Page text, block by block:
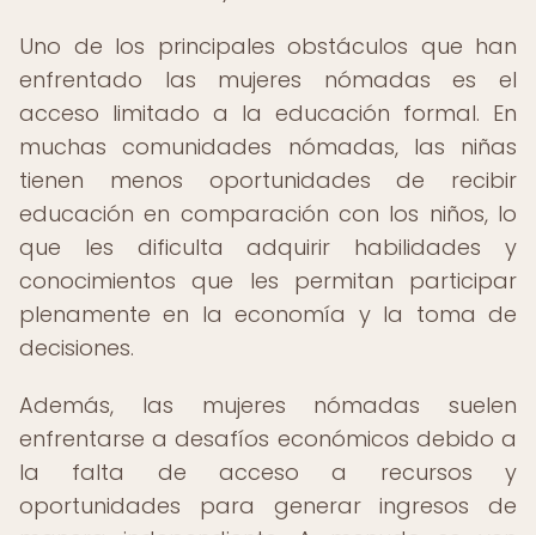
Uno de los principales obstáculos que han
enfrentado las mujeres nómadas es el
acceso limitado a la educación formal. En
muchas comunidades nómadas, las niñas
tienen menos oportunidades de recibir
educación en comparación con los niños, lo
que les dificulta adquirir habilidades y
conocimientos que les permitan participar
plenamente en la economía y la toma de
decisiones.
Además, las mujeres nómadas suelen
enfrentarse a desafíos económicos debido a
la falta de acceso a recursos y
oportunidades para generar ingresos de